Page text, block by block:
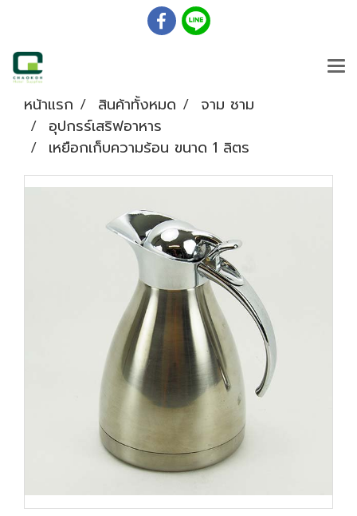
หน้าแรก สินค้าทั้งหมด
จาม ชาม
อุปกรร์เสริฟอาหาร
เหยือกเก็บความร้อน ขนาด 1 ลิตร